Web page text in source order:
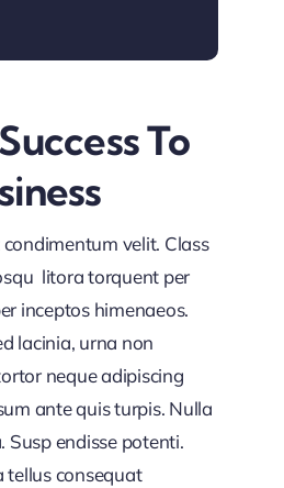
To
velit. Class
litora torquent per
inceptos himenaeos.
lacinia, urna non
neque adipiscing
ante quis turpis. Nulla
Susp endisse potenti.
tellus consequat